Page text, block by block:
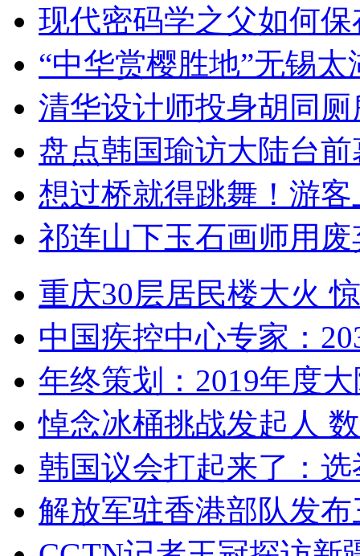
现代密码学之父如何
“中华赏樱胜地”无锡
清华设计师投身胡同
盘点韩国瑜访大陆台
想过桥就得跳舞！游客
祁连山下玉石画师用
重庆30层居民楼大火
中国疾控中心专家：
年终策划：2019年度
悼念冰桶挑战发起人
韩国议会打起来了：
解放军驻香港部队发